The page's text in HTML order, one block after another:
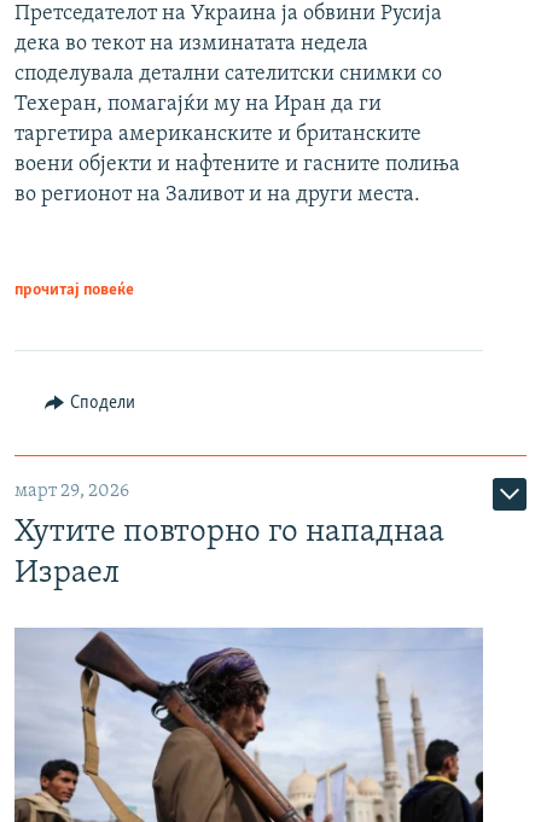
Претседателот на Украина ја обвини Русија
дека во текот на изминатата недела
споделувала детални сателитски снимки со
Техеран, помагајќи му на Иран да ги
таргетира американските и британските
воени објекти и нафтените и гасните полиња
во регионот на Заливот и на други места.
прочитај повеќе
Сподели
март 29, 2026
Хутите повторно го нападнаа
Израел